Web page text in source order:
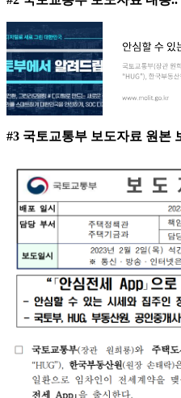
#3 국토교통부 보도자료 원본